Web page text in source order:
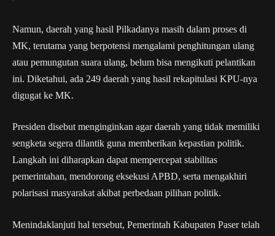
Namun, daerah yang hasil Pilkadanya masih dalam proses di
MK, terutama yang berpotensi mengalami penghitungan ulang
atau pemungutan suara ulang, belum bisa mengikuti pelantikan
ini. Diketahui, ada 249 daerah yang hasil rekapitulasi KPU-nya
digugat ke MK.
Presiden disebut menginginkan agar daerah yang tidak memiliki
sengketa segera dilantik guna memberikan kepastian politik.
Langkah ini diharapkan dapat mempercepat stabilitas
pemerintahan, mendorong eksekusi APBD, serta mengakhiri
polarisasi masyarakat akibat perbedaan pilihan politik.
Menindaklanjuti hal tersebut, Pemerintah Kabupaten Paser telah